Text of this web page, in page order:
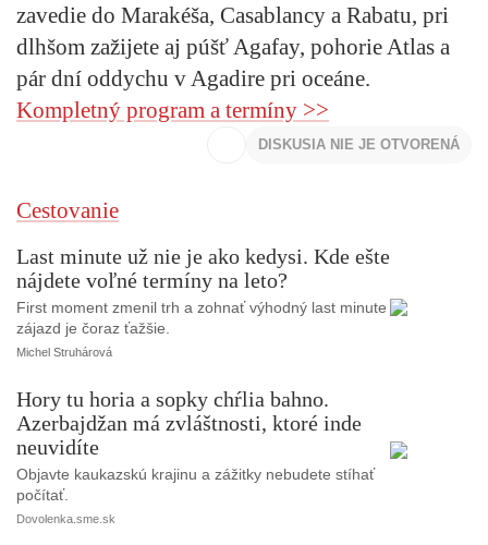
zavedie do Marakéša, Casablancy a Rabatu, pri
dlhšom zažijete aj púšť Agafay, pohorie Atlas a
pár dní oddychu v Agadire pri oceáne.
Kompletný program a termíny >>
DISKUSIA NIE JE OTVORENÁ
Cestovanie
Last minute už nie je ako kedysi. Kde ešte
nájdete voľné termíny na leto?
First moment zmenil trh a zohnať výhodný last minute
zájazd je čoraz ťažšie.
Michel Struhárová
Hory tu horia a sopky chŕlia bahno.
Azerbajdžan má zvláštnosti, ktoré inde
neuvidíte
Objavte kaukazskú krajinu a zážitky nebudete stíhať
počítať.
Dovolenka.sme.sk